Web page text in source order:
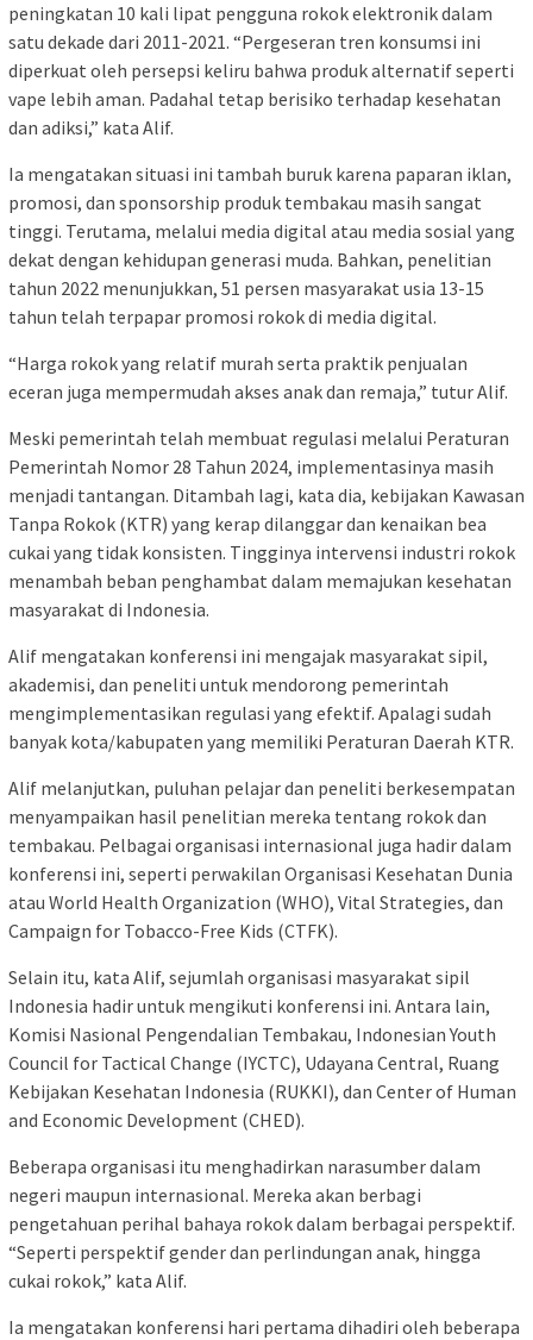
peningkatan 10 kali lipat pengguna rokok elektronik dalam
satu dekade dari 2011-2021. “Pergeseran tren konsumsi ini
diperkuat oleh persepsi keliru bahwa produk alternatif seperti
vape lebih aman. Padahal tetap berisiko terhadap kesehatan
dan adiksi,” kata Alif.
Ia mengatakan situasi ini tambah buruk karena paparan iklan,
promosi, dan sponsorship produk tembakau masih sangat
tinggi. Terutama, melalui media digital atau media sosial yang
dekat dengan kehidupan generasi muda. Bahkan, penelitian
tahun 2022 menunjukkan, 51 persen masyarakat usia 13-15
tahun telah terpapar promosi rokok di media digital.
“Harga rokok yang relatif murah serta praktik penjualan
eceran juga mempermudah akses anak dan remaja,” tutur Alif.
Meski pemerintah telah membuat regulasi melalui Peraturan
Pemerintah Nomor 28 Tahun 2024, implementasinya masih
menjadi tantangan. Ditambah lagi, kata dia, kebijakan Kawasan
Tanpa Rokok (KTR) yang kerap dilanggar dan kenaikan bea
cukai yang tidak konsisten. Tingginya intervensi industri rokok
menambah beban penghambat dalam memajukan kesehatan
masyarakat di Indonesia.
Alif mengatakan konferensi ini mengajak masyarakat sipil,
akademisi, dan peneliti untuk mendorong pemerintah
mengimplementasikan regulasi yang efektif. Apalagi sudah
banyak kota/kabupaten yang memiliki Peraturan Daerah KTR.
Alif melanjutkan, puluhan pelajar dan peneliti berkesempatan
menyampaikan hasil penelitian mereka tentang rokok dan
tembakau. Pelbagai organisasi internasional juga hadir dalam
konferensi ini, seperti perwakilan Organisasi Kesehatan Dunia
atau World Health Organization (WHO), Vital Strategies, dan
Campaign for Tobacco-Free Kids (CTFK).
Selain itu, kata Alif, sejumlah organisasi masyarakat sipil
Indonesia hadir untuk mengikuti konferensi ini. Antara lain,
Komisi Nasional Pengendalian Tembakau, Indonesian Youth
Council for Tactical Change (IYCTC), Udayana Central, Ruang
Kebijakan Kesehatan Indonesia (RUKKI), dan Center of Human
and Economic Development (CHED).
Beberapa organisasi itu menghadirkan narasumber dalam
negeri maupun internasional. Mereka akan berbagi
pengetahuan perihal bahaya rokok dalam berbagai perspektif.
“Seperti perspektif gender dan perlindungan anak, hingga
cukai rokok,” kata Alif.
Ia mengatakan konferensi hari pertama dihadiri oleh beberapa